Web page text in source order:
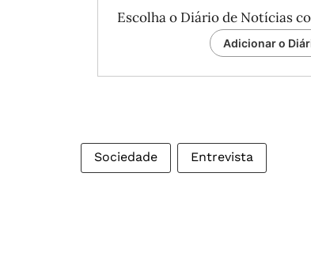
Escolha o Diário de Notícias
Adicionar o
Sociedade Entrevista